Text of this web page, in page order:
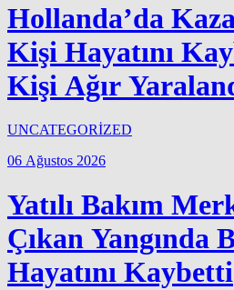
Hollanda’da
Kişi Hayatını
Kişi Ağır
UNCATEGORİZED
06 Ağustos 2026
Yatılı Bakım
Çıkan Yangında
Hayatını Kaybetti